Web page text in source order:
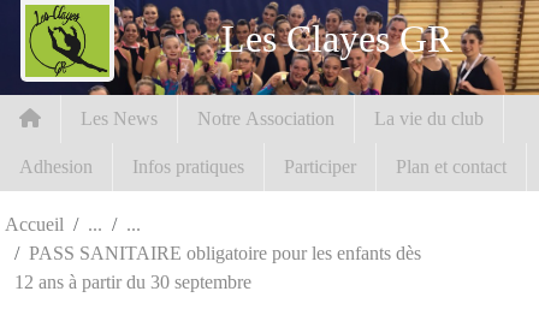
Les Clayes GR
Les News Notre Association La vie du club
Adhesion Infos pratiques Participer Plan et contact
Accueil
PASS SANITAIRE obligatoire pour les enfants dès
12 ans à partir du 30 septembre
Panneau de gestion des cookies